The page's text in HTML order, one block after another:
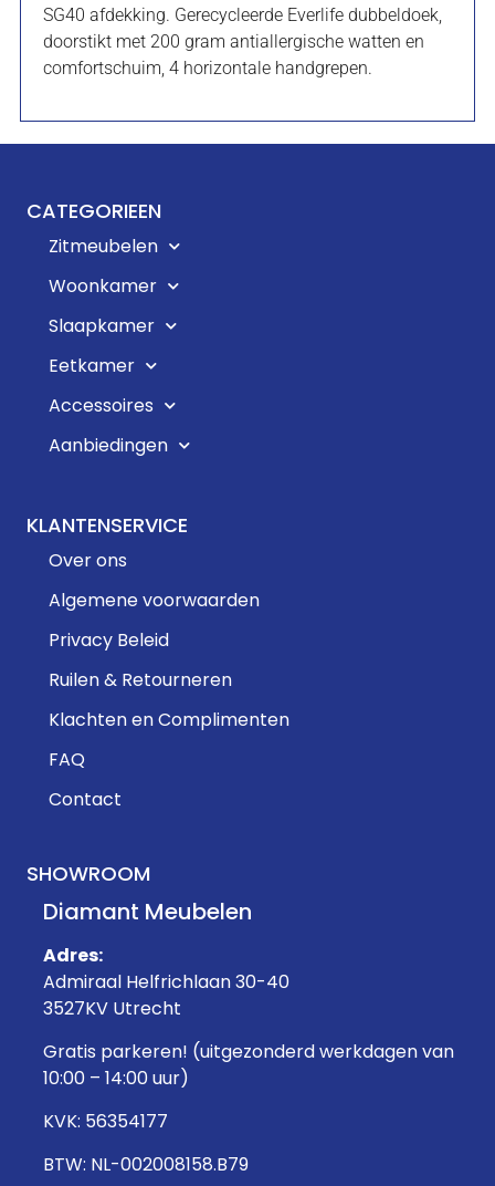
SG40 afdekking. Gerecycleerde Everlife dubbeldoek,
doorstikt met 200 gram antiallergische watten en
comfortschuim, 4 horizontale handgrepen.
CATEGORIEEN
Zitmeubelen
Woonkamer
Slaapkamer
Eetkamer
Accessoires
Aanbiedingen
KLANTENSERVICE
Over ons
Algemene voorwaarden
Privacy Beleid
Ruilen & Retourneren
Klachten en Complimenten
FAQ
Contact
SHOWROOM
Diamant Meubelen
Adres:
Admiraal Helfrichlaan 30-40
3527KV Utrecht
Gratis parkeren! (uitgezonderd werkdagen van
10:00 – 14:00 uur)
KVK: 56354177
BTW: NL-002008158.B79